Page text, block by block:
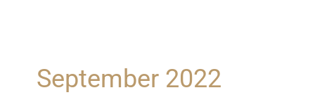
September 2022